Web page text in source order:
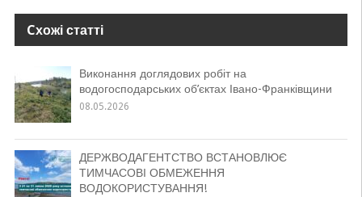
Cхожі статті
Виконання доглядових робіт на
водогосподарських об’єктах Івано-Франківщини
08.05.2026
ДЕРЖВОДАГЕНТСТВО ВСТАНОВЛЮЄ
ТИМЧАСОВІ ОБМЕЖЕННЯ
ВОДОКОРИСТУВАННЯ!